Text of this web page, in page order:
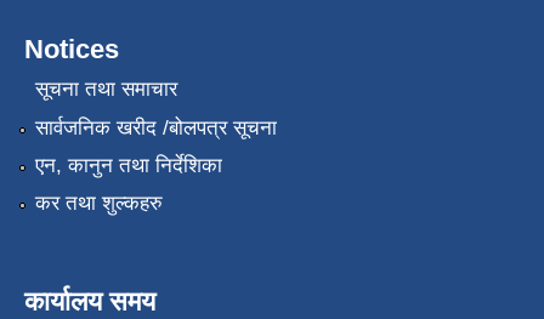
Notices
सूचना तथा समाचार
सार्वजनिक खरीद /बोलपत्र सूचना
एन, कानुन तथा निर्देशिका
कर तथा शुल्कहरु
कार्यालय समय